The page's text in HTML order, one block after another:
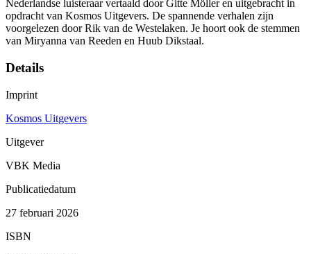
Nederlandse luisteraar vertaald door Gitte Möller en uitgebracht in
opdracht van Kosmos Uitgevers. De spannende verhalen zijn
voorgelezen door Rik van de Westelaken. Je hoort ook de stemmen
van Miryanna van Reeden en Huub Dikstaal.
Details
Imprint
Kosmos Uitgevers
Uitgever
VBK Media
Publicatiedatum
27 februari 2026
ISBN